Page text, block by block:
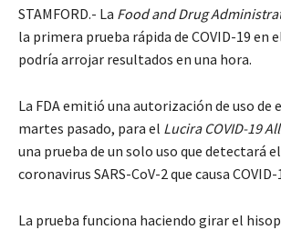
STAMFORD.- La Food and Drug
la primera prueba rápida de COVID-19 en
podría arrojar resultados en una hora.
La FDA emitió una autorización de uso de
martes pasado, para el Lucira COVID-19
una prueba de un solo uso que detectará
coronavirus SARS-CoV-2 que causa COVID-
La prueba funciona haciendo girar el